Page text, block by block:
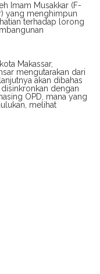
Imam Musakkar (F-
yang menghimpun
terhadap lorong
Makassar,
mengutarakan dari
akan dibahas
dengan
OPD, mana yang
melihat